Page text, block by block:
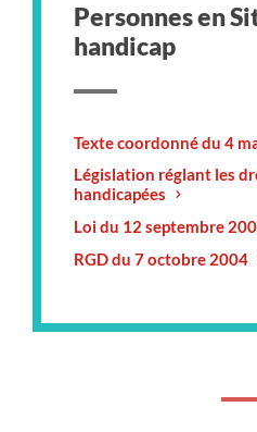
Personnes en
handicap
Texte coordonné du 4
Législation réglant les
handicapées
Loi du 12 septembre
RGD du 7 octobre 2004